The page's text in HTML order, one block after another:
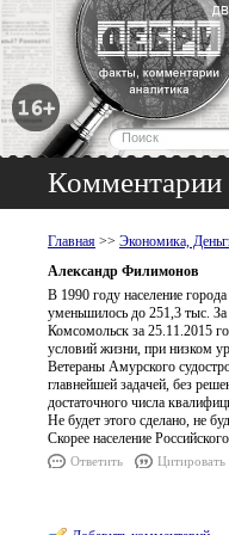
Комментарии
Главная >> Экономика,
Александр Филимонов
В 1990 году население
уменьшилось до 251,3 тыс. За
Комсомольск за 25.11.2015
условий жизни, при низком
Ветераны Амурского
главнейшей задачей, без
достаточного числа
Не будет этого сделано, не
Скорее население
Ответить Цитировать